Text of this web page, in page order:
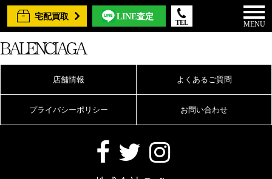
宅配買取 LINE査定
TEL MENU
BALENCIAGA
店舗情報 よくあるご質問
プライバシーポリシー お問い合わせ